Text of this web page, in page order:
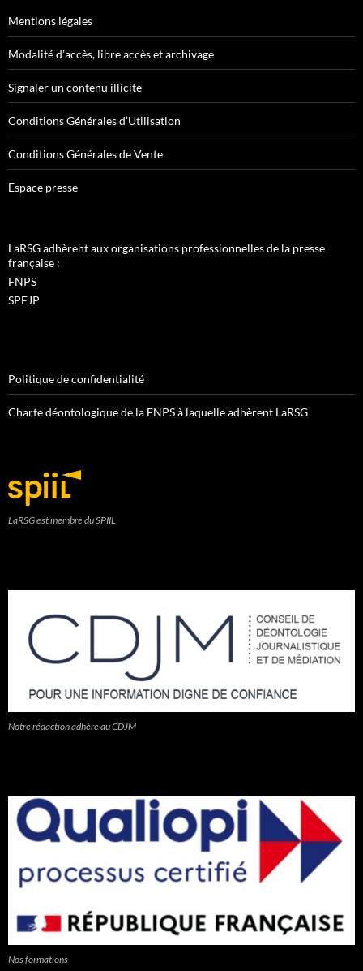
Mentions légales
Modalité d’accès, libre accès et archivage
Signaler un contenu illicite
Conditions Générales d’Utilisation
Conditions Générales de Vente
Espace presse
LaRSG adhèrent aux organisations professionnelles de la presse
française :
FNPS
SPEJP
Politique de confidentialité
Charte déontologique de la FNPS à laquelle adhèrent LaRSG
LaRSG est membre du SPIIL
Notre rédaction adhère au CDJM
Nos formations